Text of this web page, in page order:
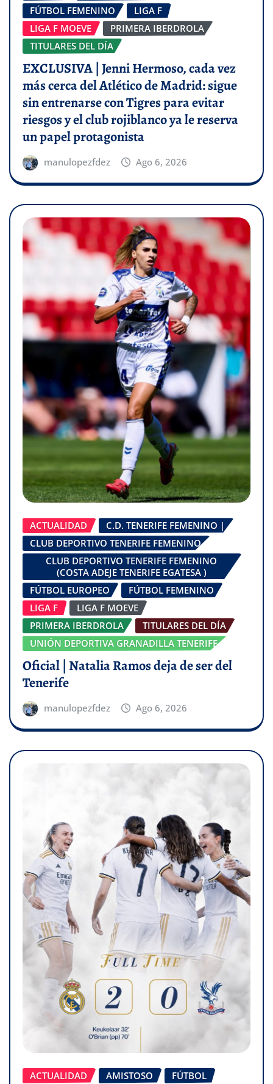
FÚTBOL FEMENINO
LIGA F
LIGA F MOEVE
PRIMERA IBERDROLA
TITULARES DEL DÍA
EXCLUSIVA | Jenni Hermoso, cada vez
más cerca del Atlético de Madrid: sigue
sin entrenarse con Tigres para evitar
riesgos y el club rojiblanco ya le reserva
un papel protagonista
manulopezfdez Ago 6, 2026
ACTUALIDAD
C.D. TENERIFE FEMENINO |
CLUB DEPORTIVO TENERIFE FEMENINO
CLUB DEPORTIVO TENERIFE FEMENINO
(COSTA ADEJE TENERIFE EGATESA )
FÚTBOL EUROPEO
FÚTBOL FEMENINO
LIGA F
LIGA F MOEVE
PRIMERA IBERDROLA
TITULARES DEL DÍA
UNIÓN DEPORTIVA GRANADILLA TENERIFE
Oficial | Natalia Ramos deja de ser del
Tenerife
manulopezfdez Ago 6, 2026
ACTUALIDAD AMISTOSO FÚTBOL